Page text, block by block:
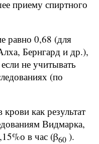
приему спиртного
равно 0,68 (для
Бернгард и др.),
не учитывать
(по
как результат
Видмарка,
в час (β60 ).